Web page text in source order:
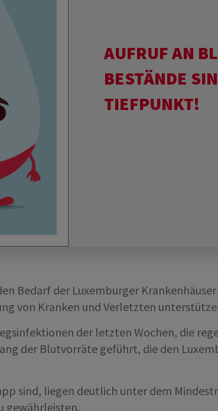
AUFRUF AN
BESTÄNDE
TIEFPUNKT!
Bedarf der Luxemburger Krankenhäuser
von Kranken und Verletzten
der letzten Wochen, die
der Blutvorräte geführt, die den
sind, liegen deutlich unter dem
gewährleisten.